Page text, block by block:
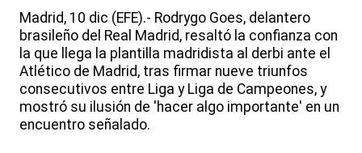
Madrid, 10 dic (EFE).- Rodrygo Goes, delantero
brasileño del Real Madrid, resaltó la confianza con
la que llega la plantilla madridista al derbi ante el
Atlético de Madrid, tras firmar nueve triunfos
consecutivos entre Liga y Liga de Campeones, y
mostró su ilusión de 'hacer algo importante' en un
encuentro señalado.